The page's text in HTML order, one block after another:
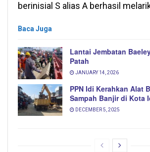
berinisial S alias A berhasil
Baca Juga
Lantai Jembatan
Patah
JANUARY 14, 2026
PPN Idi Kerahkan Alat
Sampah Banjir di Kota
DECEMBER 5, 2025